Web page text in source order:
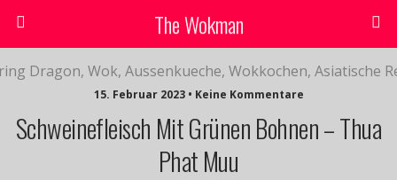
The Wokman
15. Februar 2023 • Keine Kommentare
Schweinefleisch Mit Grünen Bohnen – Thua
Phat Muu